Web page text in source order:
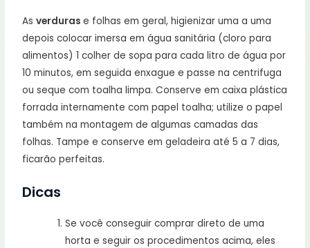
Asverdurase folhas em geral, higienizar uma a uma
depois colocar imersa em água sanitária (cloro para
alimentos) 1 colher de sopa para cada litro de água por
10 minutos, em seguida enxague e passe na centrifuga
ou seque com toalha limpa. Conserve em caixa plástica
forrada internamente com papel toalha; utilize o papel
também na montagem de algumas camadas das
folhas. Tampe e conserve em geladeira até 5 a 7 dias,
ficarão perfeitas.
Dicas
Se você conseguir comprar direto de uma
horta e seguir os procedimentos acima, eles